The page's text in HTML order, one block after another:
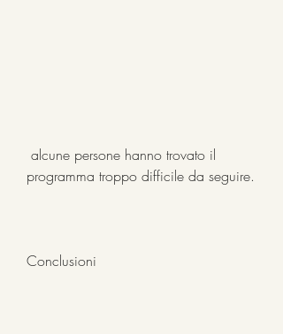
programma troppo difficile da seguire.
Conclusioni